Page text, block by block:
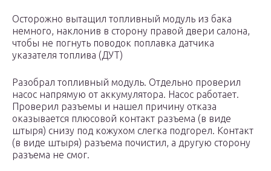
Осторожно вытащил топливный модуль из бака
немного, наклонив в сторону правой двери салона,
чтобы не погнуть поводок поплавка датчика
указателя топлива (ДУТ)
Разобрал топливный модуль. Отдельно проверил
насос напрямую от аккумулятора. Насос работает.
Проверил разъемы и нашел причину отказа
оказывается плюсовой контакт разъема (в виде
штыря) снизу под кожухом слегка подгорел. Контакт
(в виде штыря) разъема почистил, а другую сторону
разъема не смог.